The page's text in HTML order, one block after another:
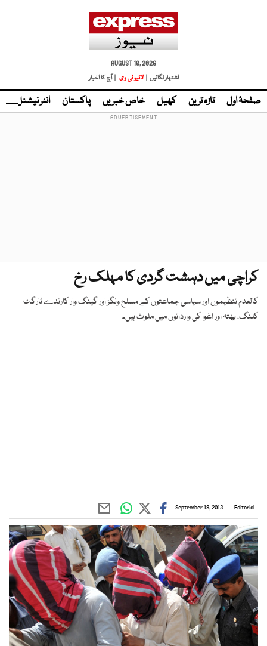
AUGUST 10, 2026
اشتہار لگائیں |
لائیو ٹی وی | آج کا اخبار
صفحۂ اول تازہ ترین کھیل خاص خبریں پاکستان انٹر نیشنل
کراچی میں دہشت گردی کا مہلک رخ
کالعدم تنظیموں اور سیاسی جماعتوں کے مسلح ونگز اور گینگ وار کارندے ٹارگٹ
کلنگ، بھتہ اور اغوا کی وارداتوں میں ملوث ہیں۔
Editorial
September 19, 2013